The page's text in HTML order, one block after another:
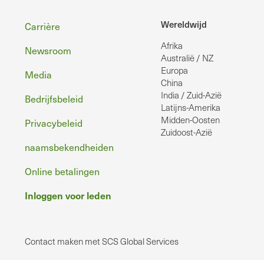
Wereldwijd
Afrika
Australië / NZ
Europa
China
India / Zuid-Azië
Latijns-Amerika
Midden-Oosten
Zuidoost-Azië
Voettekst
Carrière
Newsroom
Media
Bedrijfsbeleid
Privacybeleid
naamsbekendheiden
Online betalingen
Inloggen voor leden
Contact maken met SCS Global Services